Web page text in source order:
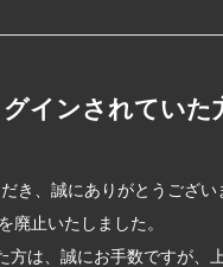
インされていた
き、誠にありがとうござい
止いたしました。
は、誠にお手数ですが、